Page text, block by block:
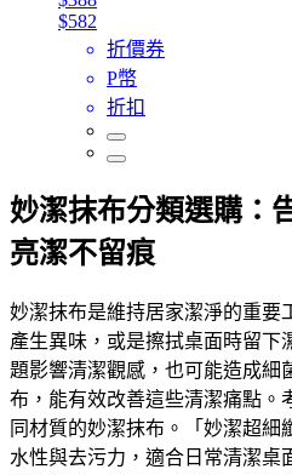
$582
折價券
P幣
折扣
妙潔抹布分類選購：
亮潔不留痕
妙潔抹布是維持居家潔淨的重要
產生異味，或是擦拭桌面時留下
題影響清潔觀感，也可能造成細
布，能有效改善這些清潔痛點。
同材質的妙潔抹布。「妙潔超細
水性與去污力，適合日常清潔桌